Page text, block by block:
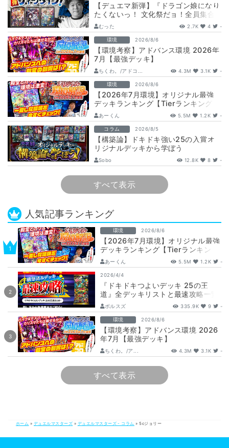
【デュエマ新弾】『ドラゴン娘になり
たくないっ！ 文化祭だョ！全員集合!!
ドラ娘100％パック』注目カードまと
め…
むった 2.7K 4 -
環境 2026/8/6
【環境考察】アドバンス環境 2026年
7月【最強デッキ】
ちくわ。/アドコ... 4.3M 3.1K -
環境 2026/8/6
【2026年7月環境】オリジナル最強
デッキランキング【Tierランキング】
あーくん 5.5M 1.2K -
コラム 2026/8/5
【構築論】ドキドキ強い25の入賞オ
リジナルデッキから学ぼう
【DuelMastersMemory5日目】
Sobo 12.8K 8 -
すべて表示
人気記事ランキング
環境 2026/8/6
【2026年7月環境】オリジナル最強
デッキランキング【Tierランキン
グ】
あーくん 5.5M 1.2K -
2026/4/4
『ドキドキつよいデッキ 25の王
道』全デッキリストと最速攻略一覧
【DM26-SD1】
ボルスズ 335.9K 9 -
環境 2026/8/6
【環境考察】アドバンス環境 2026
年7月【最強デッキ】
ちくわ。/ア... 4.3M 3.1K -
すべて表示
ホーム » デュエルマスターズ » デュエルマスターズ - コラム »5cジョリー